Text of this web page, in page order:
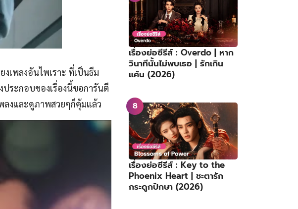
เพลงอันไพเราะ ที่เป็นธีม
ระกอบของเรื่องนี้ขอการันตี
ลงและดูภาพสวยๆก็คุ้มแล้ว
เรื่องย่อซีรีส์ : Overdo | หาก
วินาทีนั้นไม่พบเธอ | รักเกิน
แค้น (2026)
เรื่องย่อซีรีส์ : Key to the
Phoenix Heart | ชะตารัก
กระดูกปักษา (2026)